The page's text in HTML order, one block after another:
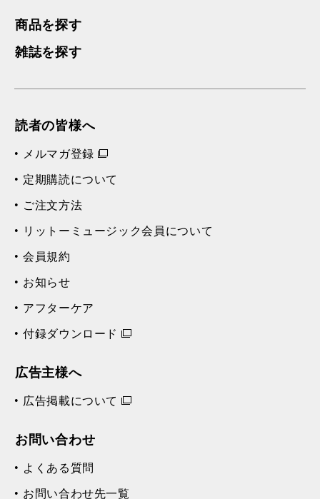
商品を探す
雑誌を探す
読者の皆様へ
メルマガ登録
定期購読について
ご注文方法
リットーミュージック会員について
会員規約
お知らせ
アフターケア
付録ダウンロード
広告主様へ
広告掲載について
お問い合わせ
よくある質問
お問い合わせ先一覧